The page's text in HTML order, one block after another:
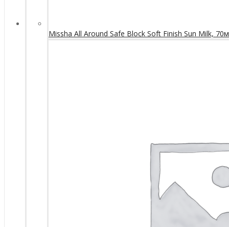
Missha All Around Safe Block Soft Finish Sun Milk,